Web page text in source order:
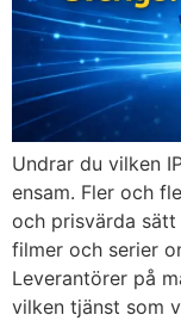
Undrar du vilken
ensam. Fler och
och prisvärda
filmer och serier
Leverantörer på
vilken tjänst som